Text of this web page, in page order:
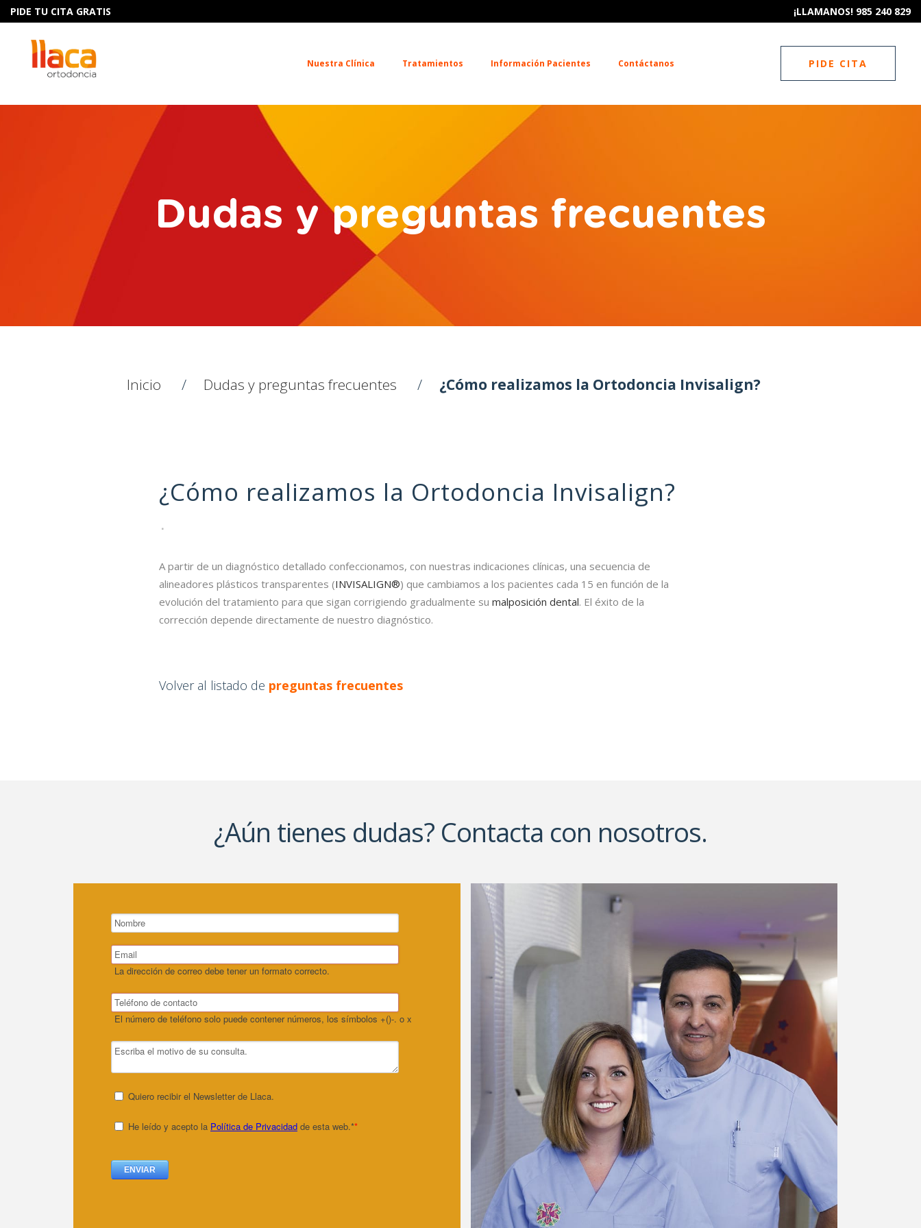
PIDE TU CITA GRATIS ¡LLAMANOS! 985 240 829
PIDE CITA
Nuestra Clínica Tratamientos Información Pacientes Contáctanos
Dudas y preguntas frecuentes
Inicio Dudas y preguntas frecuentes ¿Cómo realizamos la Ortodoncia Invisalign?
¿Cómo realizamos la Ortodoncia Invisalign?
A partir de un diagnóstico detallado confeccionamos, con nuestras indicaciones clínicas, una secuencia de
alineadores plásticos transparentes (INVISALIGN®) que cambiamos a los pacientes cada 15 en función de la
evolución del tratamiento para que sigan corrigiendo gradualmente su malposición dental. El éxito de la
corrección depende directamente de nuestro diagnóstico.
Volver al listado de preguntas frecuentes
¿Aún tienes dudas? Contacta con nosotros.